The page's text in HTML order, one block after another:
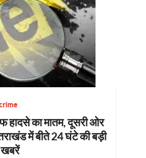
हादसे का मातम, दूसरी ओर
में बीते 24 घंटे की बड़ी
खबरें